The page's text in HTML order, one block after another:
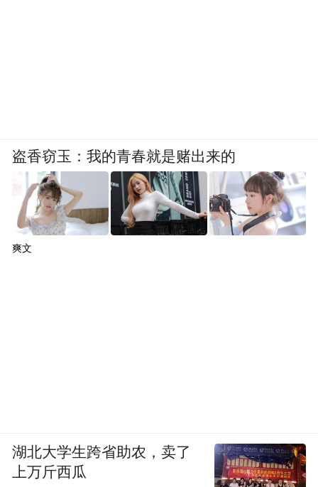
盗香窃玉：我的青春就是赌出来的
爽文
湖北大学生跨省助农，卖了
上万斤西瓜